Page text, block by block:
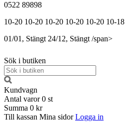
0522 89898
10-20 10-20 10-20 10-20 10-20 10-18
01/01, Stängt 24/12, Stängt /span>
Sök i butiken
Kundvagn
Antal varor 0 st
Summa 0 kr
Till kassan Mina sidor Logga in